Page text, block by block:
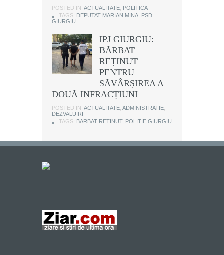
POSTED IN: ACTUALITATE
POLITICA
TAGS: DEPUTAT MARIAN MINA
PSD
GIURGIU
IPJ GIURGIU:
BĂRBAT
REȚINUT
PENTRU
SĂVÂRȘIREA A
DOUĂ INFRACȚIUNI
POSTED IN: ACTUALITATE ADMINISTRATIE
DEZVALUIRI
TAGS: BARBAT RETINUT, POLITIE GIURGIU